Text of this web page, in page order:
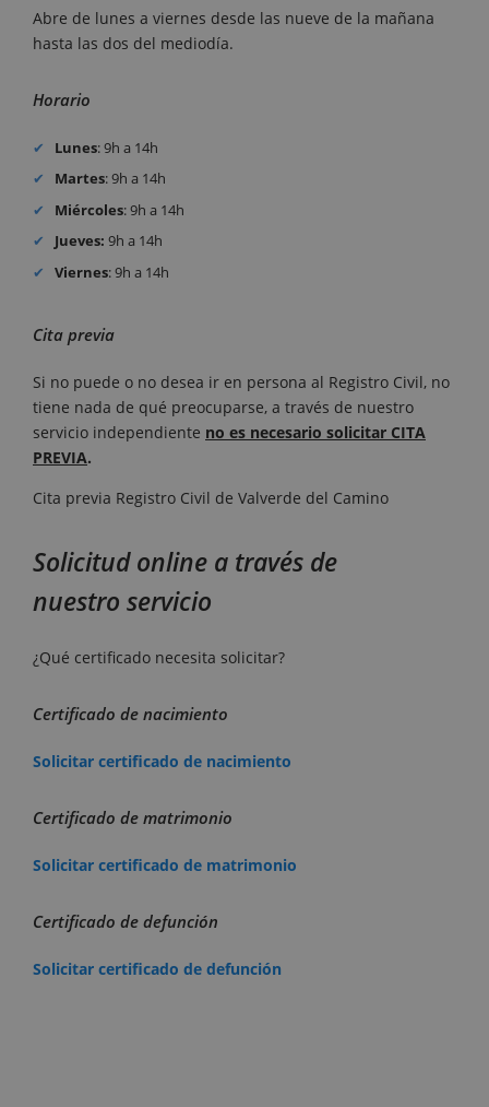
Abre de lunes a viernes desde las nueve de la mañana
hasta las dos del mediodía.
Horario
Lunes: 9h a 14h
Martes: 9h a 14h
Miércoles: 9h a 14h
Jueves: 9h a 14h
Viernes: 9h a 14h
Cita previa
Si no puede o no desea ir en persona al Registro Civil, no
tiene nada de qué preocuparse, a través de nuestro
servicio independiente no es necesario solicitar CITA
PREVIA.
Cita previa Registro Civil de Valverde del Camino
Solicitud online a través de
nuestro servicio
¿Qué certificado necesita solicitar?
Certificado de nacimiento
Solicitar certificado de nacimiento
Certificado de matrimonio
Solicitar certificado de matrimonio
Certificado de defunción
Solicitar certificado de defunción